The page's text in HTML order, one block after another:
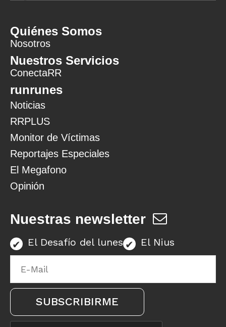
Quiénes Somos
Nosotros
Nuestros Servicios
ConectaRR
runrunes
Noticias
RRPLUS
Monitor de Víctimas
Reportajes Especiales
El Megafono
Opinión
Nuestras newsletter
El Desafío del lunes El Nius